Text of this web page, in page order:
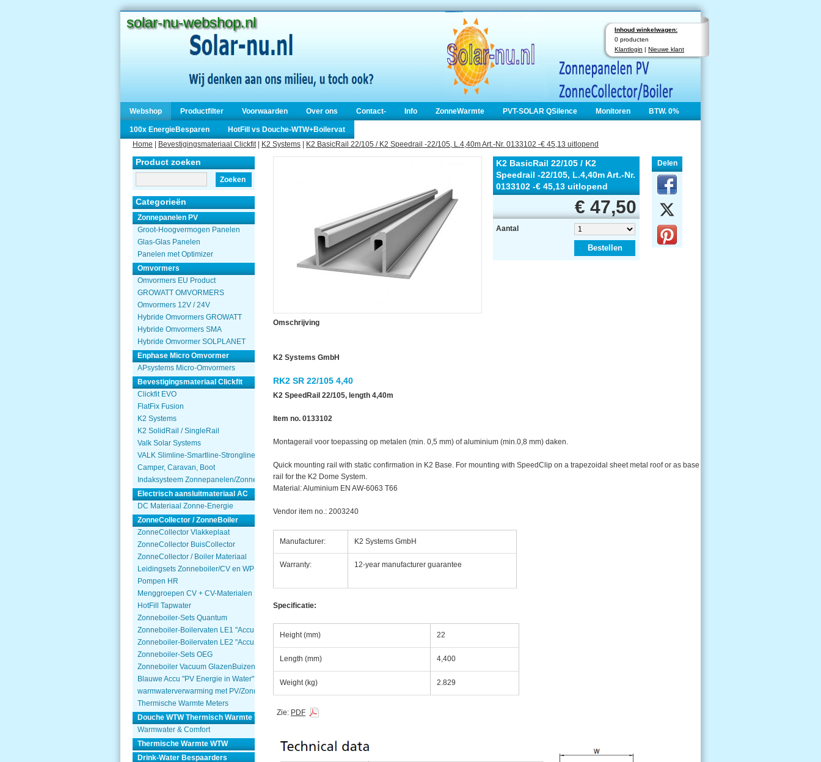
Inhoud winkelwagen:
0 producten
Klantlogin | Nieuwe klant
solar-nu-webshop.nl
Webshop Productfilter Voorwaarden Over ons Contact- Info ZonneWarmte PVT-SOLAR QSilence Monitoren BTW. 0%
100x EnergieBesparen
HotFill vs Douche-WTW+Boilervat
Home
Bevestigingsmateriaal Clickfit| K2 Systems K2 BasicRail 22/105 / K2 Speedrail -22/105, L.4,40m Art.-Nr. 0133102 -€ 45,13 uitlopend
Product zoeken
Zoeken
Categorieën
Zonnepanelen PV
Groot-Hoogvermogen Panelen
Glas-Glas Panelen
Panelen met Optimizer
Omvormers
Omvormers EU Product
GROWATT OMVORMERS
Omvormers 12V / 24V
Hybride Omvormers GROWATT
Hybride Omvormers SMA
Hybride Omvormer SOLPLANET
Enphase Micro Omvormer
APsystems Micro-Omvormers
Bevestigingsmateriaal Clickfit
Clickfit EVO
FlatFix Fusion
K2 Systems
K2 SolidRail / SingleRail
Valk Solar Systems
VALK Slimline-Smartline-Strongline
Camper, Caravan, Boot
Indaksysteem Zonnepanelen/Zonnecollector
Electrisch aansluitmateriaal AC
DC Materiaal Zonne-Energie
ZonneCollector / ZonneBoiler
ZonneCollector Vlakkeplaat
ZonneCollector BuisCollector
ZonneCollector / Boiler Materiaal
Leidingsets Zonneboiler/CV en WP
Pompen HR
Menggroepen CV + CV-Materialen
HotFill Tapwater
Zonneboiler-Sets Quantum
Zonneboiler-Boilervaten LE1 "Accu Woning Watmte"
Zonneboiler-Boilervaten LE2 "Accu Woning Watmte"
Zonneboiler-Sets OEG
Zonneboiler Vacuum GlazenBuizen
Blauwe Accu "PV Energie in Water"
warmwaterverwarming met PV/Zonnepanelen
Thermische Warmte Meters
Douche WTW Thermisch Warmte Terugwinnen
Warmwater & Comfort
Thermische Warmte WTW
Drink-Water Bespaarders
K2 BasicRail 22/105 / K2
Speedrail -22/105, L.4,40m Art.-Nr.
0133102 -€ 45,13 uitlopend
€ 47,50
Aantal
Bestellen
Delen
Omschrijving
K2 Systems GmbH
RK2 SR 22/105 4,40
K2 SpeedRail 22/105, length 4,40m
Item no. 0133102
Montagerail voor toepassing op metalen (min. 0,5 mm) of aluminium (min.0,8 mm) daken.
Quick mounting rail with static confirmation in K2 Base. For mounting with SpeedClip on a trapezoidal sheet metal roof or as base
rail for the K2 Dome System.
Material: Aluminium EN AW-6063 T66
Vendor item no.: 2003240
Manufacturer: K2 Systems GmbH
Warranty: 12-year manufacturer guarantee
Specificatie:
Height (mm) 22
Length (mm) 4,400
Weight (kg) 2.829
Zie: PDF